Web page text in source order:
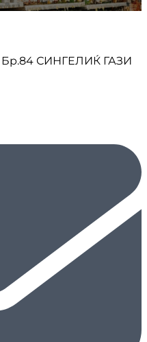
СИНГЕЛИЌ ГАЗИ